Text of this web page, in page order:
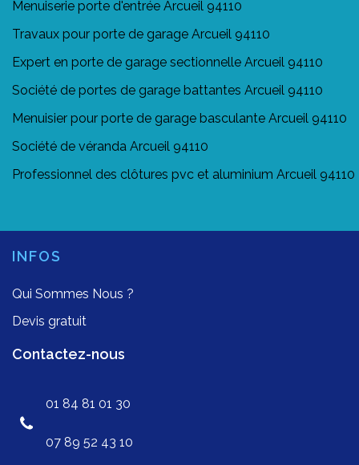
Menuiserie porte d'entrée Arcueil 94110
Travaux pour porte de garage Arcueil 94110
Expert en porte de garage sectionnelle Arcueil 94110
Société de portes de garage battantes Arcueil 94110
Menuisier pour porte de garage basculante Arcueil 94110
Société de véranda Arcueil 94110
Professionnel des clôtures pvc et aluminium Arcueil 94110
INFOS
Qui Sommes Nous ?
Devis gratuit
Contactez-nous
01 84 81 01 30
07 89 52 43 10